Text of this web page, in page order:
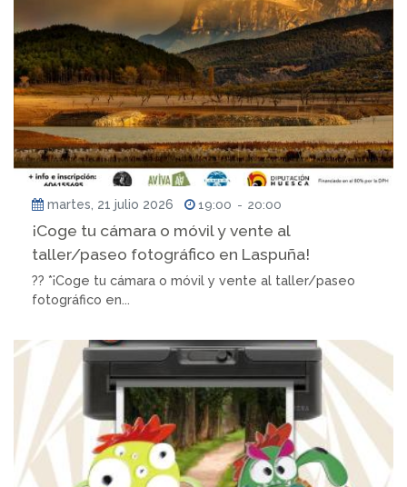
martes, 21 julio 2026 19:00 - 20:00
¡Coge tu cámara o móvil y vente al
taller/paseo fotográfico en Laspuña!
?? *¡Coge tu cámara o móvil y vente al taller/paseo
fotográfico en...